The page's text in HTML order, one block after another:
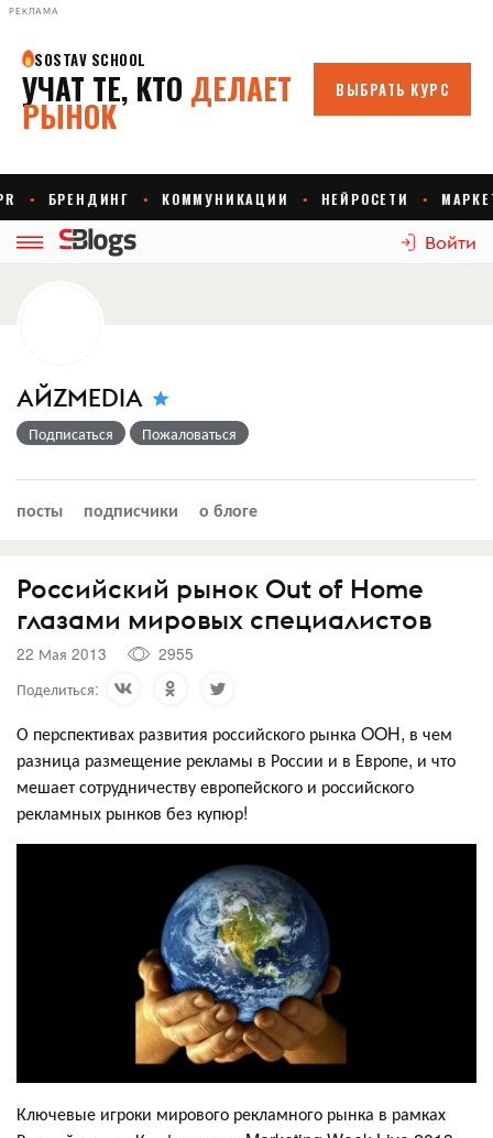
РЕКЛАМА
Войти
АЙZMEDIA
Подписаться Пожаловаться
посты подписчики о блоге
Российский рынок Out of Home
глазами мировых специалистов
22 Мая 2013
2955
Поделиться:
О перспективах развития российского рынка OOH, в чем
разница размещение рекламы в России и в Европе, и что
мешает сотрудничеству европейского и российского
рекламных рынков без купюр!
Ключевые игроки мирового рекламного рынка в рамках